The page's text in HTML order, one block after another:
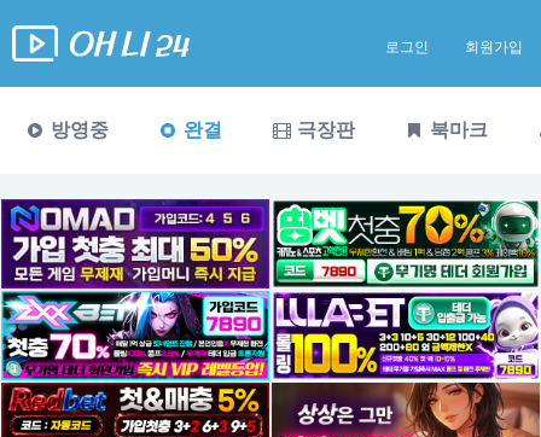
로그인 회원가입
방영중 완결 극장판 북마크